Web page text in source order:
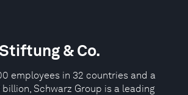
& Co.
employees in 32 countries and a
Schwarz Group is a leading